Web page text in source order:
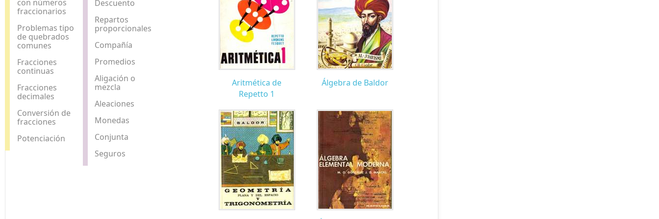
con números
fraccionarios
Problemas tipo
de quebrados
comunes
Fracciones
continuas
Fracciones
decimales
Conversión de
fracciones
Potenciación
Descuento
Repartos
proporcionales
Compañía
Promedios
Aligación o
mezcla
Aleaciones
Monedas
Conjunta
Seguros
Aritmética de
Repetto 1
Álgebra de Baldor